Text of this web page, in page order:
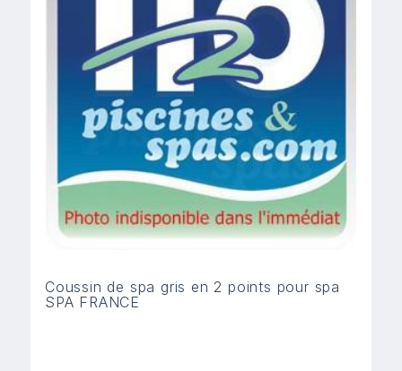
Coussin de spa gris en 2 points pour spa
SPA FRANCE